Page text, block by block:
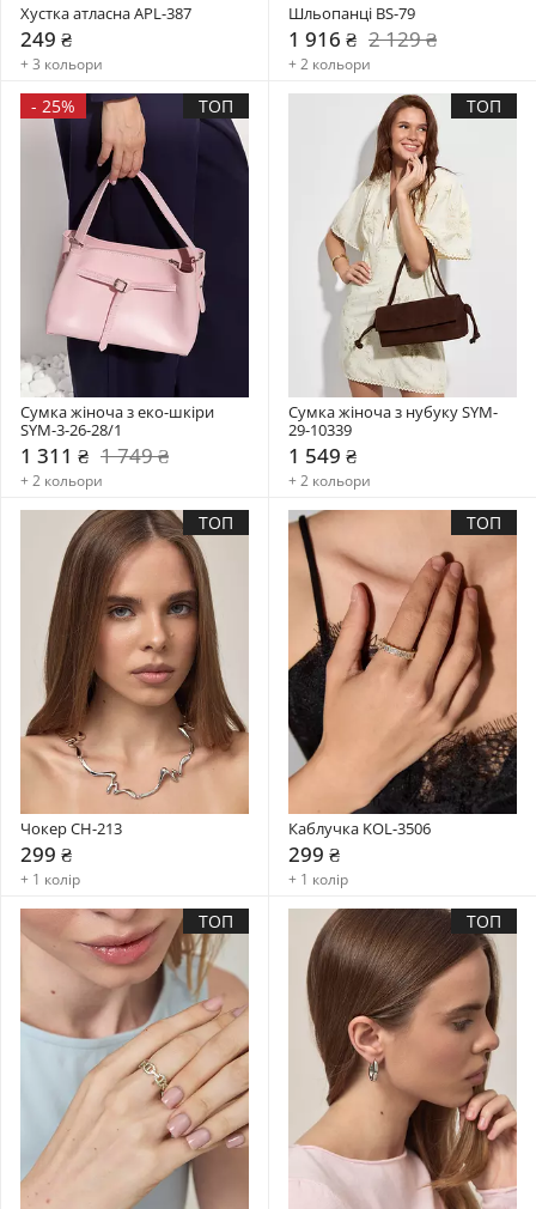
Хустка атласна APL-387
249 ₴
+ 3 кольори
Шльопанці BS-79
1 916 ₴ 2 129 ₴
+ 2 кольори
- 25% ТОП
Сумка жіноча з еко-шкіри
SYM-3-26-28/1
1 311 ₴ 1 749 ₴
+ 2 кольори
ТОП
Сумка жіноча з нубуку SYM-
29-10339
1 549 ₴
+ 2 кольори
ТОП
Чокер CH-213
299 ₴
+ 1 колір
ТОП
Каблучка KOL-3506
299 ₴
+ 1 колір
ТОП ТОП